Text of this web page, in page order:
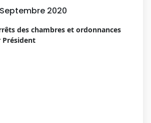
2020
des chambres et ordonnances
Président